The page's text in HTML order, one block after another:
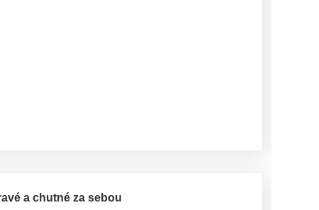
a chutné za sebou